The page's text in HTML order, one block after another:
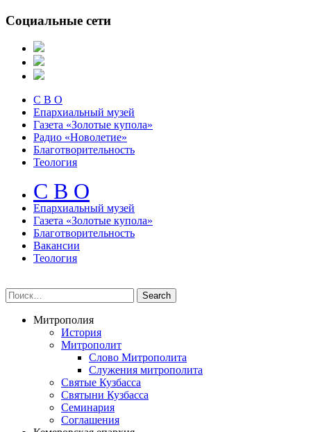
Социальные сети
С В О
Епархиальный музей
Газета «Золотые купола»
Радио «Новолетие»
Благотворительность
Теология
С В О
Епархиальный музeй
Газета «Золотые купола»
Благотворительность
Вакансии
Теология
Митрополия
История
Митрополит
Слово Митрополита
Служения митрополита
Святые Кузбасса
Святыни Кузбасса
Семинария
Соглашения